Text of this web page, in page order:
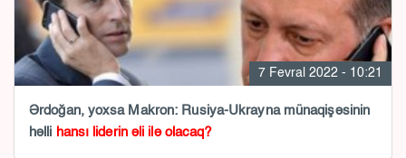
7 Fevral 2022 - 10:21
Ərdoğan, yoxsa Makron: Rusiya-Ukrayna münaqişəsinin
həlli hansı liderin əli ilə olacaq?